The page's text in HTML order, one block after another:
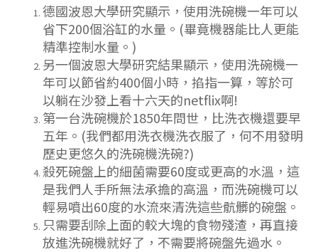
德國波恩大學研究顯示，使用洗碗機一年可以
省下200個浴缸的水量。 (畢竟機器能比人更能
精準控制水量。)
另一個波恩大學研究結果顯示，使用洗碗機一
年可以節省約400個小時，掐指一算，等於可
以躺在沙發上看十六天的netflix啊!
第一台洗碗機於1850年問世，比洗衣機還要早
五年。(我們都用洗衣機洗衣服了，何不用發明
歷史更悠久的洗碗機洗碗?)
殺死碗盤上的細菌需要60度或更高的水溫，這
是我們人手所無法承擔的高溫，而洗碗機可以
輕易噴出60度的水流來清洗這些骯髒的碗盤。
只需要刮除上面的較大塊的食物殘渣，再直接
放進洗碗機就好了，不需要將碗盤先過水。